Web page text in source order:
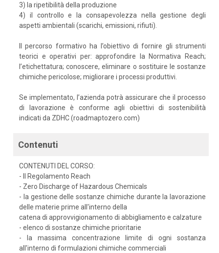
3) la ripetibilità della produzione
4) il controllo e la consapevolezza nella gestione degli
aspetti ambientali (scarichi, emissioni, rifiuti).
Il percorso formativo ha l’obiettivo di fornire gli strumenti
teorici e operativi per: approfondire la Normativa Reach;
l’etichettatura; conoscere, eliminare o sostituire le sostanze
chimiche pericolose; migliorare i processi produttivi.
Se implementato, l’azienda potrà assicurare che il processo
di lavorazione è conforme agli obiettivi di sostenibilità
indicati da ZDHC (roadmaptozero.com)
Contenuti
CONTENUTI DEL CORSO:
- Il Regolamento Reach
- Zero Discharge of Hazardous Chemicals
- la gestione delle sostanze chimiche durante la lavorazione
delle materie prime all'interno della
catena di approvvigionamento di abbigliamento e calzature
- elenco di sostanze chimiche prioritarie
- la massima concentrazione limite di ogni sostanza
all'interno di formulazioni chimiche commerciali